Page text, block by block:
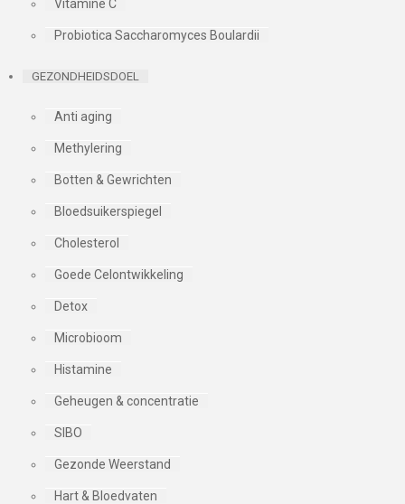
Vitamine C
Probiotica Saccharomyces Boulardii
GEZONDHEIDSDOEL
Anti aging
Methylering
Botten & Gewrichten
Bloedsuikerspiegel
Cholesterol
Goede Celontwikkeling
Detox
Microbioom
Histamine
Geheugen & concentratie
SIBO
Gezonde Weerstand
Hart & Bloedvaten